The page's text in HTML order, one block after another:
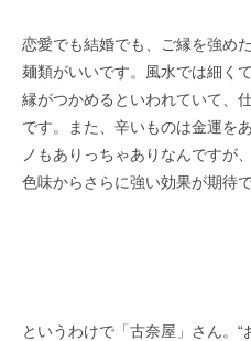
恋愛でも結婚でも、ご縁を強め
麺類がいいです。風水では細く
縁がつかめるといわれていて、
です。また、辛いものは金運を
ノもありっちゃありなんですが
色味からさらに強い効果が期待で
というわけで「古奈屋」さん。